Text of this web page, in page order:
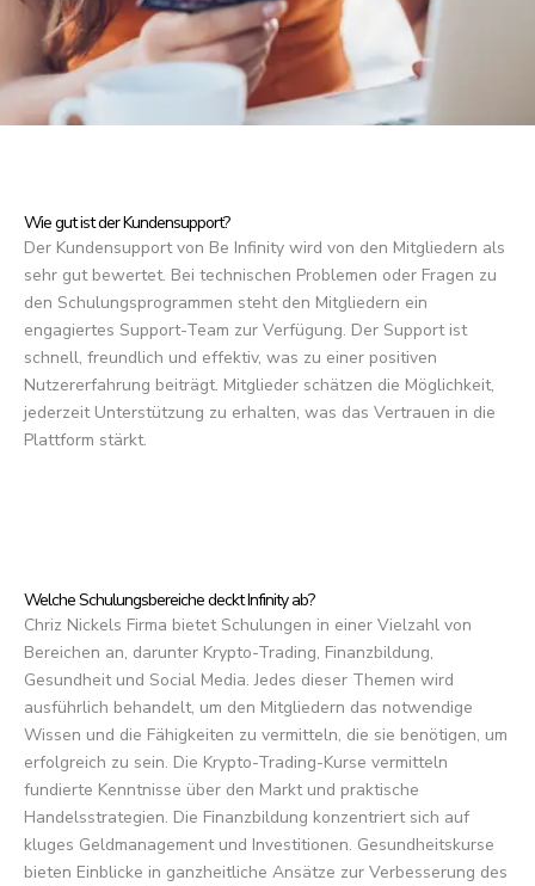
Wie gut ist der Kundensupport?
Der Kundensupport von Be Infinity wird von den Mitgliedern als
sehr gut bewertet. Bei technischen Problemen oder Fragen zu
den Schulungsprogrammen steht den Mitgliedern ein
engagiertes Support-Team zur Verfügung. Der Support ist
schnell, freundlich und effektiv, was zu einer positiven
Nutzererfahrung beiträgt. Mitglieder schätzen die Möglichkeit,
jederzeit Unterstützung zu erhalten, was das Vertrauen in die
Plattform stärkt.
Welche Schulungsbereiche deckt Infinity ab?
Chriz Nickels Firma bietet Schulungen in einer Vielzahl von
Bereichen an, darunter Krypto-Trading, Finanzbildung,
Gesundheit und Social Media. Jedes dieser Themen wird
ausführlich behandelt, um den Mitgliedern das notwendige
Wissen und die Fähigkeiten zu vermitteln, die sie benötigen, um
erfolgreich zu sein. Die Krypto-Trading-Kurse vermitteln
fundierte Kenntnisse über den Markt und praktische
Handelsstrategien. Die Finanzbildung konzentriert sich auf
kluges Geldmanagement und Investitionen. Gesundheitskurse
bieten Einblicke in ganzheitliche Ansätze zur Verbesserung des